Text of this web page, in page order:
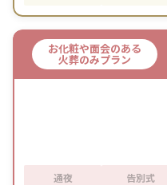
お化粧や面会のある
火葬のみプラン
通夜 告別式